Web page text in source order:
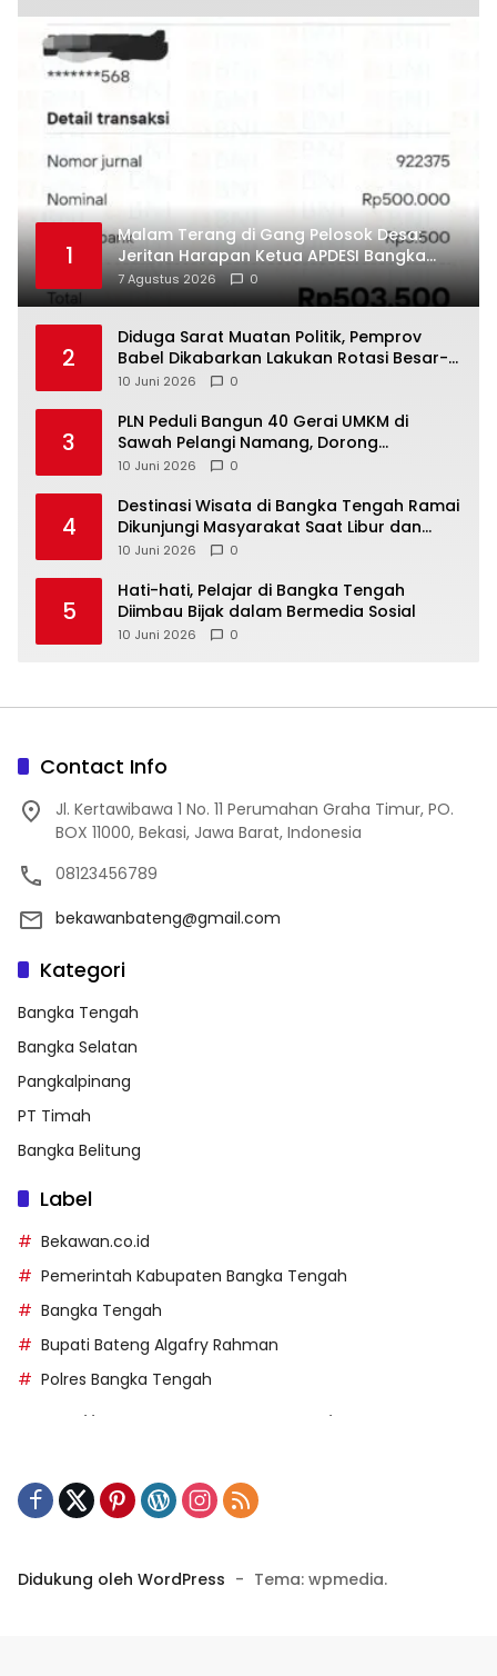
1
Malam Terang di Gang Pelosok Desa:
Jeritan Harapan Ketua APDESI Bangka
Tengah untuk PLN Babel
7 Agustus 2026 0
2
‎Diduga Sarat Muatan Politik, Pemprov
Babel Dikabarkan Lakukan Rotasi Besar-
10 Juni 2026 0
3
‎PLN Peduli Bangun 40 Gerai UMKM di
Sawah Pelangi Namang, Dorong
10 Juni 2026 0
4
‎Destinasi Wisata di Bangka Tengah Ramai
Dikunjungi Masyarakat Saat Libur dan
Akhir Pekan
10 Juni 2026 0
5
‎Hati-hati, Pelajar di Bangka Tengah
Diimbau Bijak dalam Bermedia Sosial
10 Juni 2026 0
Contact Info
Jl. Kertawibawa 1 No. 11 Perumahan Graha Timur, PO.
BOX 11000, Bekasi, Jawa Barat, Indonesia
08123456789
bekawanbateng@gmail.com
Kategori
Bangka Tengah
Bangka Selatan
Pangkalpinang
PT Timah
Bangka Belitung
Label
Bekawan.co.id
Pemerintah Kabupaten Bangka Tengah
Bangka Tengah
Bupati Bateng Algafry Rahman
Polres Bangka Tengah
https://kecsitim.sitarokab.go.id/
Didukung oleh WordPress - Tema: wpmedia.